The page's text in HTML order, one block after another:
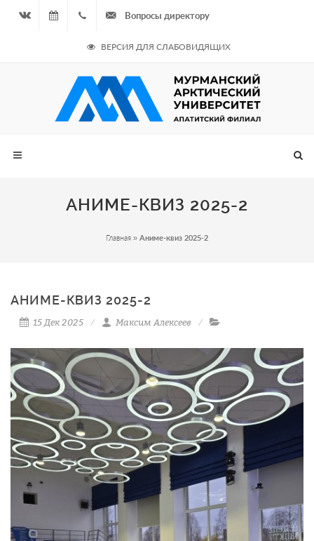
07.08.2026
- Чётная
неделя
964
687
Вопросы директору
ВЕРСИЯ ДЛЯ СЛАБОВИДЯЩИХ
АНИМЕ-КВИЗ 2025-2
Главная » Аниме-квиз 2025-2
АНИМЕ-КВИЗ 2025-2
15 Дек 2025 Максим Алексеев